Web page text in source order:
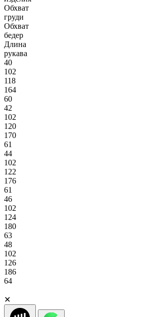
Обхват
груди
Обхват
бедер
Длина
рукава
40
102
118
164
60
42
102
120
170
61
44
102
122
176
61
46
102
124
180
63
48
102
126
186
64
✕